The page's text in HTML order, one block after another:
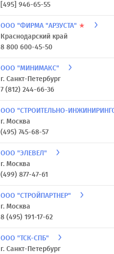
[495] 946-65-55
ООО "ФИРМА "АРЗУСТА" ★
Краснодарский край
8 800 600-45-50
ООО "МИНИМАКС"
г. Санкт-Петербург
7 (812) 244-66-36
ООО "СТРОИТЕЛЬНО-
г. Москва
(495) 745-68-57
ООО "ЭЛЕВЕЛ"
г. Москва
(499) 877-47-61
ООО "СТРОЙПАРТНЕР"
г. Москва
8 (495) 191-17-62
ООО "ТСК-СПБ"
г. Санкт-Петербург